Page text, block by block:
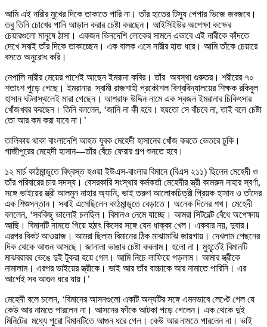
আমি এই নারীর মুখের দিকে তাকাতে পারি না। তাঁর হাতের টিস্যু পেপার ভিজে জবজবে।
তবু তিনি চোখের পানি আড়াল করার চেষ্টা করছেন। আইসিইউর অপেক্ষা কক্ষের
চেয়ারগুলো মানুষে ঠাসা। একজন ভিনদেশি লোকের সামনে এভাবে এই নারীকে কাঁদতে
দেখে সবাই তাঁর দিকে তাকাচ্ছেন। এক বালক এসে নারীর হাত ধরে। আমি তাঁকে চেয়ারে
বসতে অনুরোধ করি।
নেপালি নারীর মেয়ের পাশেই আছেন ইমরানা কবির। তাঁর অবস্থা গুরুতর। শরীরের ৭০
শতাংশ পুড়ে গেছে। ইমরানার স্বামী রাজশাহী প্রকৌশল বিশ্ববিদ্যালয়ের শিক্ষক রকিবুল
হাসান ঘটনাস্থলেই মারা গেছেন। আশরাফ উদ্দিন নামে এক স্বজন ইমরানার চিকিৎসার
খোঁজখবর করছেন। তিনি বললেন, ‘জানি না কী হবে। হয়তো সে বাঁচবে না, তাই বলে চেষ্টা
তো আর কম করা যাবে না।’
তালিকায় থাকা বাংলাদেশি আহত যুবক মেহেদী হাসানের খোঁজ করতে ভেতরে ঢুকি।
গাজীপুরের মেহেদী হাসান—তাঁর বেঁচে ফেরার গল্প শুনতে হবে।
১২ মার্চ কাঠমান্ডুতে বিধ্বস্ত হওয়া ইউএস-বাংলার বিমানে (বিএস ২১১) ছিলেন মেহেদী ও
তাঁর পরিবারের চার সদস্য। বেসরকারি সংস্থার কর্মকর্তা মেহেদীর স্ত্রী কামরুন নাহার স্বর্ণা,
সঙ্গে ভাইয়ের স্ত্রী আলমুন নাহার অ্যানি, ভাই তরুণ আলোকচিত্রী প্রিয়ক হাসান ও তাঁদের
এক শিশুসন্তান। সবাই এসেছিলেন কাঠমান্ডুতে বেড়াতে। অনেক দিনের শখ। মেহেদী
বললেন, ‘সবকিছু ভালোই চলছিল। বিমানও নেমে যাচ্ছে। আমরা সিটবেল্ট বেঁধে অপেক্ষায়
আছি। বিমানটি নামতে গিয়ে হঠাৎ কিসের সঙ্গে যেন ধাক্কা খেল। একবার নয়, দুবার।
এরপর বিকট আওয়াজ। আমরা ছিলাম বিমানের ঠিক মাঝামাঝি জায়গায়। দেখলাম পেছনের
দিক থেকে আগুন আসছে। জানালা ভাঙার চেষ্টা করলাম। হলো না। মুহূর্তেই বিমানটি
মাঝবরাবর ভেঙে দুই টুকরা হয়ে গেল। আমি নিচে লাফিয়ে পড়লাম। আমার স্ত্রীকে
নামালাম। এরপর ভাইয়ের স্ত্রীকে। ভাই আর তাঁর বাচ্চাকে আর নামাতে পারিনি। এর
আগেই সব আগুন ধরে যায়।’
মেহেদী বলে চলেন, ‘বিমানের আসনগুলো একটি অন্যটির সঙ্গে এমনভাবে লেপ্টে গেল যে
কেউ আর নামতে পারলেন না। আসনের ফাঁকে আটকা পড়ে গেলেন। এক থেকে দুই
মিনিটের মধ্যে পুরো বিমানটিতে আগুন ধরে গেল। কেউ আর নামতে পারলেন না। ভাই